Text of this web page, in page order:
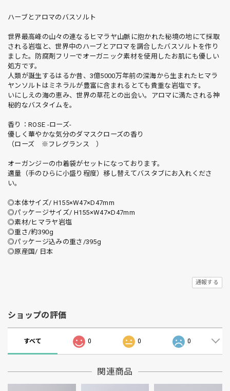
ハーブとアロマのバスソルト
世界最高峰の山々の連なるヒマラヤ山脈に抱かれた秘境の地にて採取
される岩塩と、世界中のハーブとアロマを調合したバスソルトを作り
ました。防腐剤フリーでオーガニック素材を使用したお肌にも優しい
処方です。
人類が誕生するはるか昔、3億5000万年前の深海から生まれたヒマラ
ヤンソルトはミネラルが豊富に含まれるとても貴重な岩塩です。
いにしえの海の恵み、世界の草花との出会い。アロマに満たされる神
秘的なバスタイムを。
香り：ROSE -ローズ-
優しく華やかな気分のダマスクローズの香り
（ローズ ※フレグランス ）
オーガンジーの巾着袋がセットになっております。
適量（手のひらに小盛り程度）移し替えてバスタブにお入れくださ
い。
◎本体サイズ/ H155×W47×D47mm
◎パッケージサイズ/ H155×W47×D47mm
◎素材/ヒマラヤ岩塩
◎重さ/約390g
◎パッケージ込みの重さ/395g
◎原産国/ 日本
通報する
ショップの評価
すべて 0 0 0
関連商品